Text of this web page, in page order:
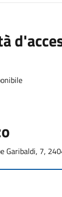
Garibaldi, 7,